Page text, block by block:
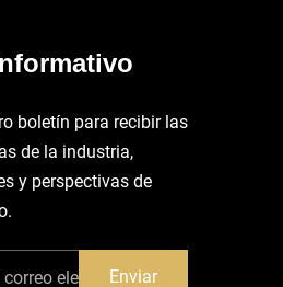
boletín para recibir las
de la industria,
y perspectivas de
Enviar